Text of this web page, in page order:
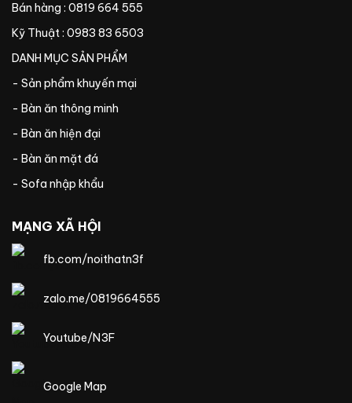
Bán hàng : 0819 664 555
Kỹ Thuật : 0983 83 6503
DANH MỤC SẢN PHẨM
- Sản phẩm khuyến mại
- Bàn ăn thông minh
- Bàn ăn hiện đại
- Bàn ăn mặt đá
- Sofa nhập khẩu
MẠNG XÃ HỘI
fb.com/noithatn3f
zalo.me/0819664555
Youtube/N3F
Google Map